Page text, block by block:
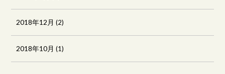
2018年12月 (2)
2018年10月 (1)